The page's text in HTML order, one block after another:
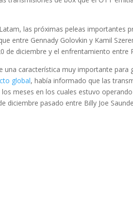
las próximas peleas importantes
entre Gennady Golovkin y Kamil
de diciembre y el enfrentamiento entre
una característica muy importante
global, había informado que las
meses en los cuales estuvo
diciembre pasado entre Billy Joe